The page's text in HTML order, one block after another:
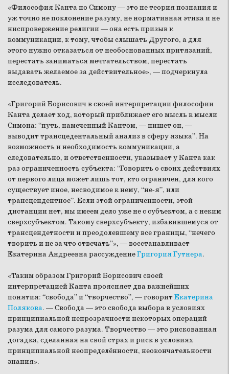
«Философия Канта по Симону — это не теория познания и
уж точно не поклонение разуму, не нормативная этика и не
ниспровержение религии — она есть призыв к
коммуникации, к тому, чтобы слышать Другого, а для
этого нужно отказаться от необоснованных притязаний,
перестать заниматься мечтательством, перестать
выдавать желаемое за действительное», — подчеркнула
исследователь.
«Григорий Борисович в своей интерпретации философии
Канта делает ход, который приближает его мысль к мысли
Симона: “путь, намеченный Кантом, — пишет он, —
выводит трансцедентальный анализ в сферу языка”. На
возможность и необходимость коммуникации, а
следовательно, и ответственности, указывает у Канта как
раз ограниченность субъекта: “Говорить о своих действиях
от первого лица может лишь тот, кто ограничен, для кого
существует иное, несводимое к нему, “не-я”, или
трансцендентное”. Если этой ограниченности, этой
дистанции нет, мы имеем дело уже не с субъектом, а с неким
сверхсубъектом. Такому сверхсубъекту, избавившемуся от
трансцендетности и преодолевшему все границы, “нечего
творить и не за что отвечать”», — восстанавливает
Екатерина Андреевна рассуждениеГригория Гутнера.
«Таким образом Григорий Борисович своей
интерпретацией Канта проясняет два важнейших
понятия: “свобода” и “творчество”, — говоритЕкатерина
Полякова. — Свобода — это свобода выбора в условиях
принципиальной непрозрачности некоторых операций
разума для самого разума. Творчество — это рискованная
догадка, сделанная на свой страх и риск в условиях
принципиальной неопределённости, неокончательности
знания».